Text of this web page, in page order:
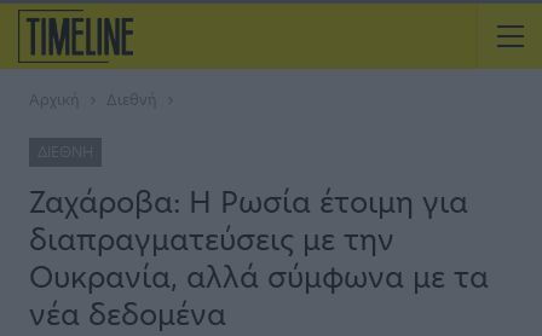
Αρχική Διεθνή
ΔΙΕΘΝΉ
Ζαχάροβα: Η Ρωσία έτοιμη για
διαπραγματεύσεις με την
Ουκρανία, αλλά σύμφωνα με τα
νέα δεδομένα